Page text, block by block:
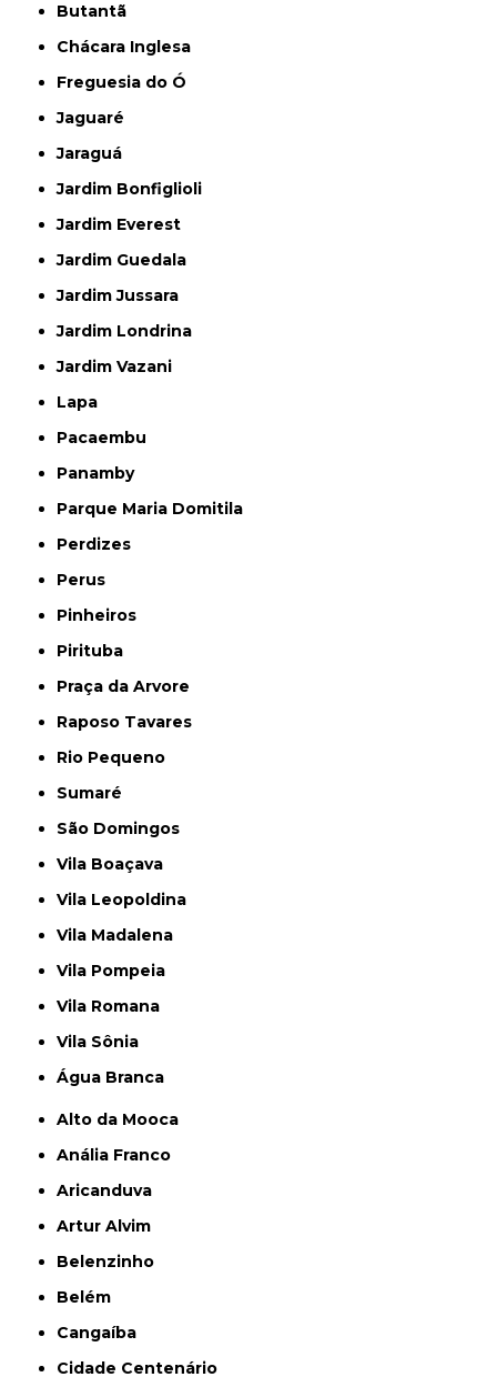
Butantã
Chácara Inglesa
Freguesia do Ó
Jaguaré
Jaraguá
Jardim Bonfiglioli
Jardim Everest
Jardim Guedala
Jardim Jussara
Jardim Londrina
Jardim Vazani
Lapa
Pacaembu
Panamby
Parque Maria Domitila
Perdizes
Perus
Pinheiros
Pirituba
Praça da Arvore
Raposo Tavares
Rio Pequeno
Sumaré
São Domingos
Vila Boaçava
Vila Leopoldina
Vila Madalena
Vila Pompeia
Vila Romana
Vila Sônia
Água Branca
Alto da Mooca
Anália Franco
Aricanduva
Artur Alvim
Belenzinho
Belém
Cangaíba
Cidade Centenário